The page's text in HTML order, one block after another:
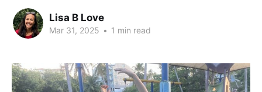
Lisa B Love
Mar 31, 2025 • 1 min read